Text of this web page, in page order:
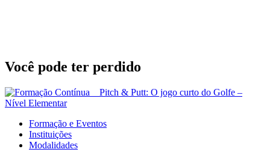
Você pode ter perdido
Formação e Eventos
Instituições
Modalidades